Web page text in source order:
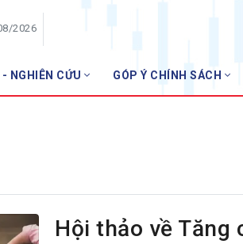
2026
NGHIÊN CỨU GÓP Ý CHÍNH SÁCH
Hội thảo về Tăng